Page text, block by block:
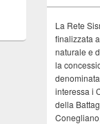
La Rete
finalizzata
naturale e
la
interessa i
della